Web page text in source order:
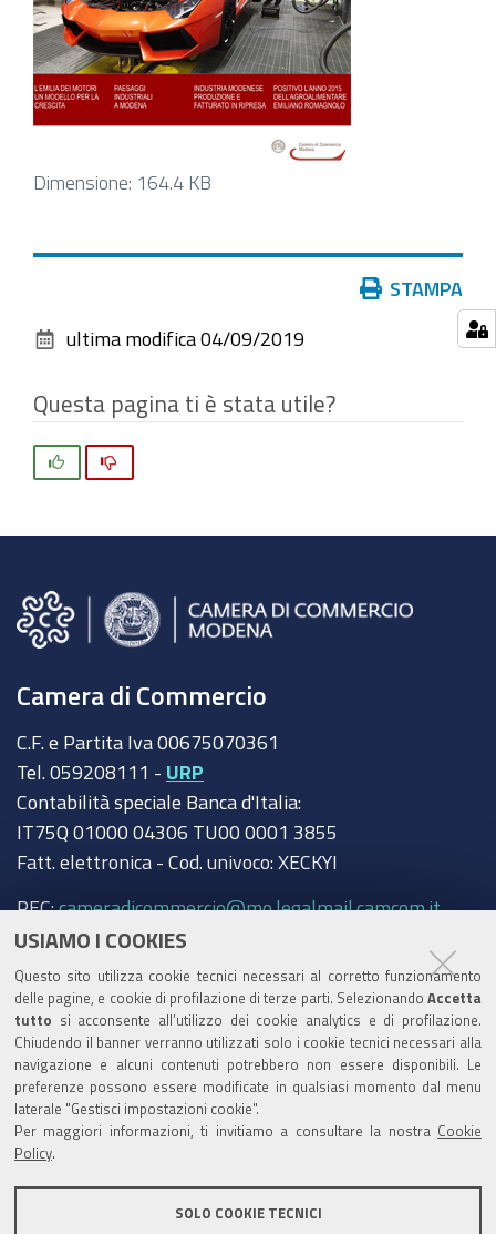
USIAMO I COOKIES
Questo sito utilizza cookie tecnici necessari al corretto funzionamento
delle pagine, e cookie di profilazione di terze parti. Selezionando Accetta
tutto si acconsente all’utilizzo dei cookie analytics e di profilazione.
Chiudendo il banner verranno utilizzati solo i cookie tecnici necessari alla
navigazione e alcuni contenuti potrebbero non essere disponibili. Le
preferenze possono essere modificate in qualsiasi momento dal menu
laterale "Gestisci impostazioni cookie".
Per maggiori informazioni, ti invitiamo a consultare la nostra Cookie
Policy
SOLO COOKIE TECNICI
Clicca
dimensioni
Dimensione: 164.4 KB
documento
STAMPA
ultima modifica 04/09/2019
Questa pagina ti è stata utile?
Camera di Commercio
C.F. e Partita Iva 00675070361
Tel. 059208111 - URP
Contabilità speciale Banca d'Italia:
IT75Q 01000 04306 TU00 0001 3855
Fatt. elettronica - Cod. univoco: XECKYI
PEC:cameradicommercio@mo.legalmail.camcom.it
Trasparenza
Amministrazione trasparente
Albo Camerale
Pubblicità Legale
Area riservata Amministratori